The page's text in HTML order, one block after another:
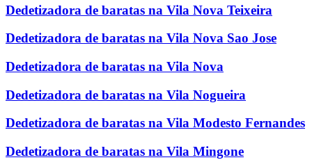
Dedetizadora de baratas na Vila Nova Teixeira
Dedetizadora de baratas na Vila Nova Sao Jose
Dedetizadora de baratas na Vila Nova
Dedetizadora de baratas na Vila Nogueira
Dedetizadora de baratas na Vila Modesto Fernandes
Dedetizadora de baratas na Vila Mingone